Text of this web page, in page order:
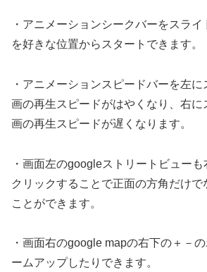
・アニメーションシークバーをスラ
を好きな位置からスタートできます。
・アニメーションスピードバーを左
画の再生スピードがはやくなり、右に
画の再生スピードが遅くなります。
・画面左のgoogleストリートビュー
クリックすることで正面の方角だけで
ことができます。
・画面右のgoogle mapの右下の＋－
ームアップしたりできます。